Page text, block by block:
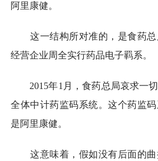
阿里康健。
这一结构所对准的，是食药总
经营企业周全实行药品电子羁系。
2015年1月，食药总局哀求一切
全体中计药监码系统。这个药监
是阿里康健。
这意味着，假如没有后面的曲